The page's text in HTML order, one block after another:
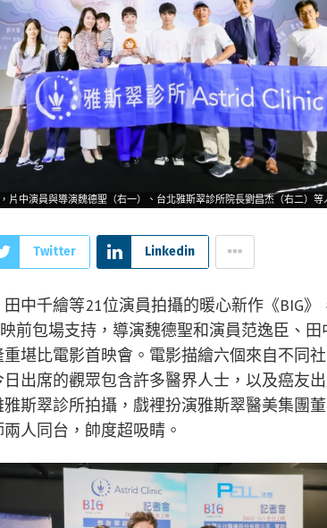
片中演員與導演魏德聖（右一）、台北雅斯翠診所院長劉昌杰（右二）
Twitter Linkedin
中千繪等21位演員拍攝的暖心新作《BIG
前包場支持，導演魏德聖和演員范逸臣、
堪比電影首映會。電影描繪六個來自不同
出席的觀眾包含許多醫界人士，以及癌友
斯翠診所拍攝，戲裡扮演雅斯翠醫美集團
人同台，帥度超吸睛。